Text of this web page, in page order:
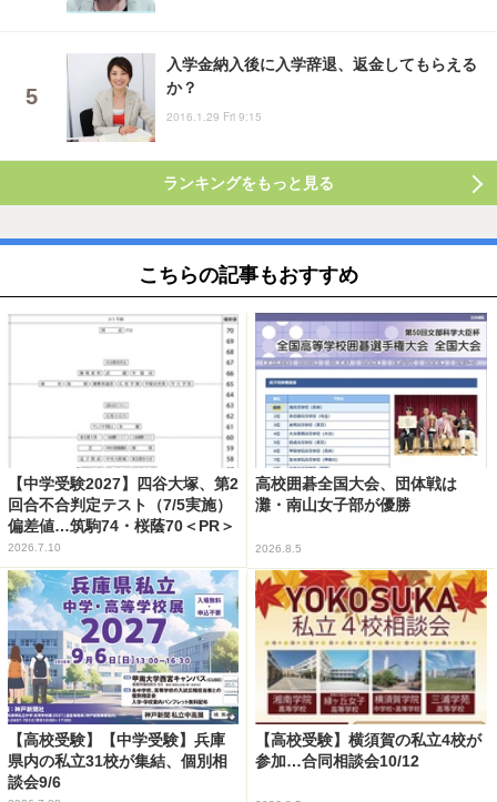
入学金納入後に入学辞退、返金してもらえる
か？
2016.1.29 Fri 9:15
ランキングをもっと見る
こちらの記事もおすすめ
【中学受験2027】四谷大塚、第2
回合不合判定テスト（7/5実施）
偏差値…筑駒74・桜蔭70＜PR＞
2026.7.10
高校囲碁全国大会、団体戦は
灘・南山女子部が優勝
2026.8.5
【高校受験】【中学受験】兵庫
県内の私立31校が集結、個別相
談会9/6
【高校受験】横須賀の私立4校が
参加…合同相談会10/12